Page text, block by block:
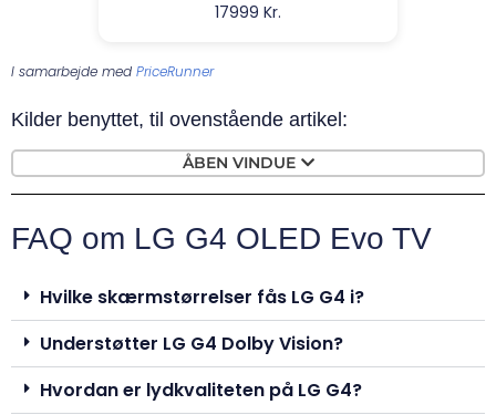
17999 Kr.
I samarbejde med PriceRunner
Kilder benyttet, til ovenstående artikel:
ÅBEN VINDUE
FAQ om LG G4 OLED Evo TV
Hvilke skærmstørrelser fås LG G4 i?
Understøtter LG G4 Dolby Vision?
Hvordan er lydkvaliteten på LG G4?